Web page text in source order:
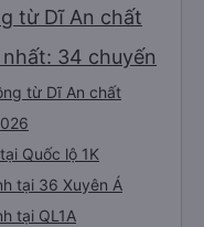
từ Dĩ An chất
34 chuyến
từ Dĩ An chất
Quốc lộ 1K
tại 36 Xuyên Á
tại QL1A